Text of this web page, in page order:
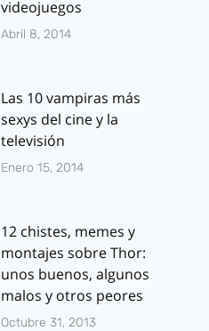
videojuegos
Abril 8, 2014
Las 10 vampiras más
sexys del cine y la
televisión
Enero 15, 2014
12 chistes, memes y
montajes sobre Thor:
unos buenos, algunos
malos y otros peores
Octubre 31, 2013